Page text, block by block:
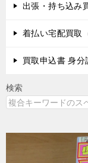
出張・持ち込み
着払い宅配買取
買取申込書 身分
検索